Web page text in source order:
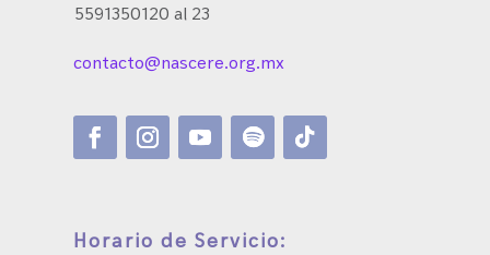
5591350120 al 23
contacto@nascere.org.mx
Horario de Servicio: